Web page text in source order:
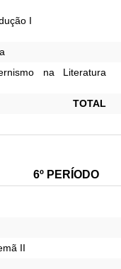
I
na Literatura
TOTAL
6º PERÍODO
II